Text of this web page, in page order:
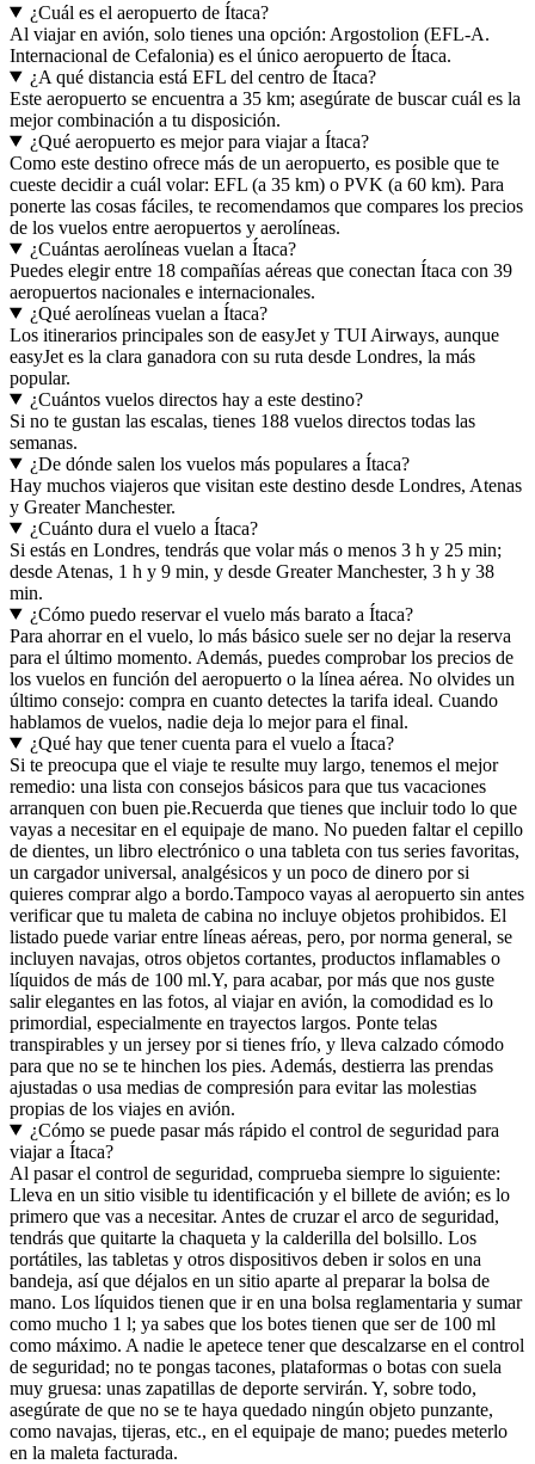
¿Cuál es el aeropuerto de Ítaca?
Al viajar en avión, solo tienes una opción: Argostolion (EFL-A.
Internacional de Cefalonia) es el único aeropuerto de Ítaca.
¿A qué distancia está EFL del centro de Ítaca?
Este aeropuerto se encuentra a 35 km; asegúrate de buscar cuál es la
mejor combinación a tu disposición.
¿Qué aeropuerto es mejor para viajar a Ítaca?
Como este destino ofrece más de un aeropuerto, es posible que te
cueste decidir a cuál volar: EFL (a 35 km) o PVK (a 60 km). Para
ponerte las cosas fáciles, te recomendamos que compares los precios
de los vuelos entre aeropuertos y aerolíneas.
¿Cuántas aerolíneas vuelan a Ítaca?
Puedes elegir entre 18 compañías aéreas que conectan Ítaca con 39
aeropuertos nacionales e internacionales.
¿Qué aerolíneas vuelan a Ítaca?
Los itinerarios principales son de easyJet y TUI Airways, aunque
easyJet es la clara ganadora con su ruta desde Londres, la más
popular.
¿Cuántos vuelos directos hay a este destino?
Si no te gustan las escalas, tienes 188 vuelos directos todas las
semanas.
¿De dónde salen los vuelos más populares a Ítaca?
Hay muchos viajeros que visitan este destino desde Londres, Atenas
y Greater Manchester.
¿Cuánto dura el vuelo a Ítaca?
Si estás en Londres, tendrás que volar más o menos 3 h y 25 min;
desde Atenas, 1 h y 9 min, y desde Greater Manchester, 3 h y 38
min.
¿Cómo puedo reservar el vuelo más barato a Ítaca?
Para ahorrar en el vuelo, lo más básico suele ser no dejar la reserva
para el último momento. Además, puedes comprobar los precios de
los vuelos en función del aeropuerto o la línea aérea. No olvides un
último consejo: compra en cuanto detectes la tarifa ideal. Cuando
hablamos de vuelos, nadie deja lo mejor para el final.
¿Qué hay que tener cuenta para el vuelo a Ítaca?
Si te preocupa que el viaje te resulte muy largo, tenemos el mejor
remedio: una lista con consejos básicos para que tus vacaciones
arranquen con buen pie.Recuerda que tienes que incluir todo lo que
vayas a necesitar en el equipaje de mano. No pueden faltar el cepillo
de dientes, un libro electrónico o una tableta con tus series favoritas,
un cargador universal, analgésicos y un poco de dinero por si
quieres comprar algo a bordo.Tampoco vayas al aeropuerto sin antes
verificar que tu maleta de cabina no incluye objetos prohibidos. El
listado puede variar entre líneas aéreas, pero, por norma general, se
incluyen navajas, otros objetos cortantes, productos inflamables o
líquidos de más de 100 ml.Y, para acabar, por más que nos guste
salir elegantes en las fotos, al viajar en avión, la comodidad es lo
primordial, especialmente en trayectos largos. Ponte telas
transpirables y un jersey por si tienes frío, y lleva calzado cómodo
para que no se te hinchen los pies. Además, destierra las prendas
ajustadas o usa medias de compresión para evitar las molestias
propias de los viajes en avión.
¿Cómo se puede pasar más rápido el control de seguridad para
viajar a Ítaca?
Al pasar el control de seguridad, comprueba siempre lo siguiente:
Lleva en un sitio visible tu identificación y el billete de avión; es lo
primero que vas a necesitar. Antes de cruzar el arco de seguridad,
tendrás que quitarte la chaqueta y la calderilla del bolsillo. Los
portátiles, las tabletas y otros dispositivos deben ir solos en una
bandeja, así que déjalos en un sitio aparte al preparar la bolsa de
mano. Los líquidos tienen que ir en una bolsa reglamentaria y sumar
como mucho 1 l; ya sabes que los botes tienen que ser de 100 ml
como máximo. A nadie le apetece tener que descalzarse en el control
de seguridad; no te pongas tacones, plataformas o botas con suela
muy gruesa: unas zapatillas de deporte servirán. Y, sobre todo,
asegúrate de que no se te haya quedado ningún objeto punzante,
como navajas, tijeras, etc., en el equipaje de mano; puedes meterlo
en la maleta facturada.